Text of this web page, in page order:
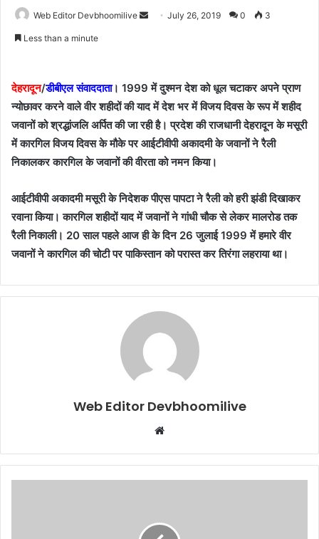
Web Editor Devbhoomilive
SendJuly 26, 2019 0 3
Less than a minute
देहरादून/डीबीएल संवाददाता। 1999 में दुश्मन देश को धूल चटाकर अपने प्राण
न्योछावर करने वाले वीर शहीदों की याद में देश भर में विजय दिवस के रूप में शहीद
जवानों को श्रद्धांजलि अर्पित की जा रही है। प्रदेश की राजधानी देहरादून के मसूरी
में कारगिल विजय दिवस के मौके पर आईटीवीपी अकादमी के जवानों ने रैली
निकालकर कारगिल के जवानों की वीरता को नमन किया।
आईटीवीपी अकादमी मसूरी के निदेशक पीएस पापटा ने रैली को हरी झंडी दिखाकर
रवाना किया। कारगिल शहीदों याद में जवानों ने गांधी चौक से लेकर मालरोड तक
रैली निकाली। 20 साल पहले आज ही के दिन 26 जुलाई 1999 में हमारे वीर
जवानों ने कारगिल की चोटी पर पाकिस्तान को परास्त कर तिरंगा लहराया था।
Web Editor Devbhoomilive
Website